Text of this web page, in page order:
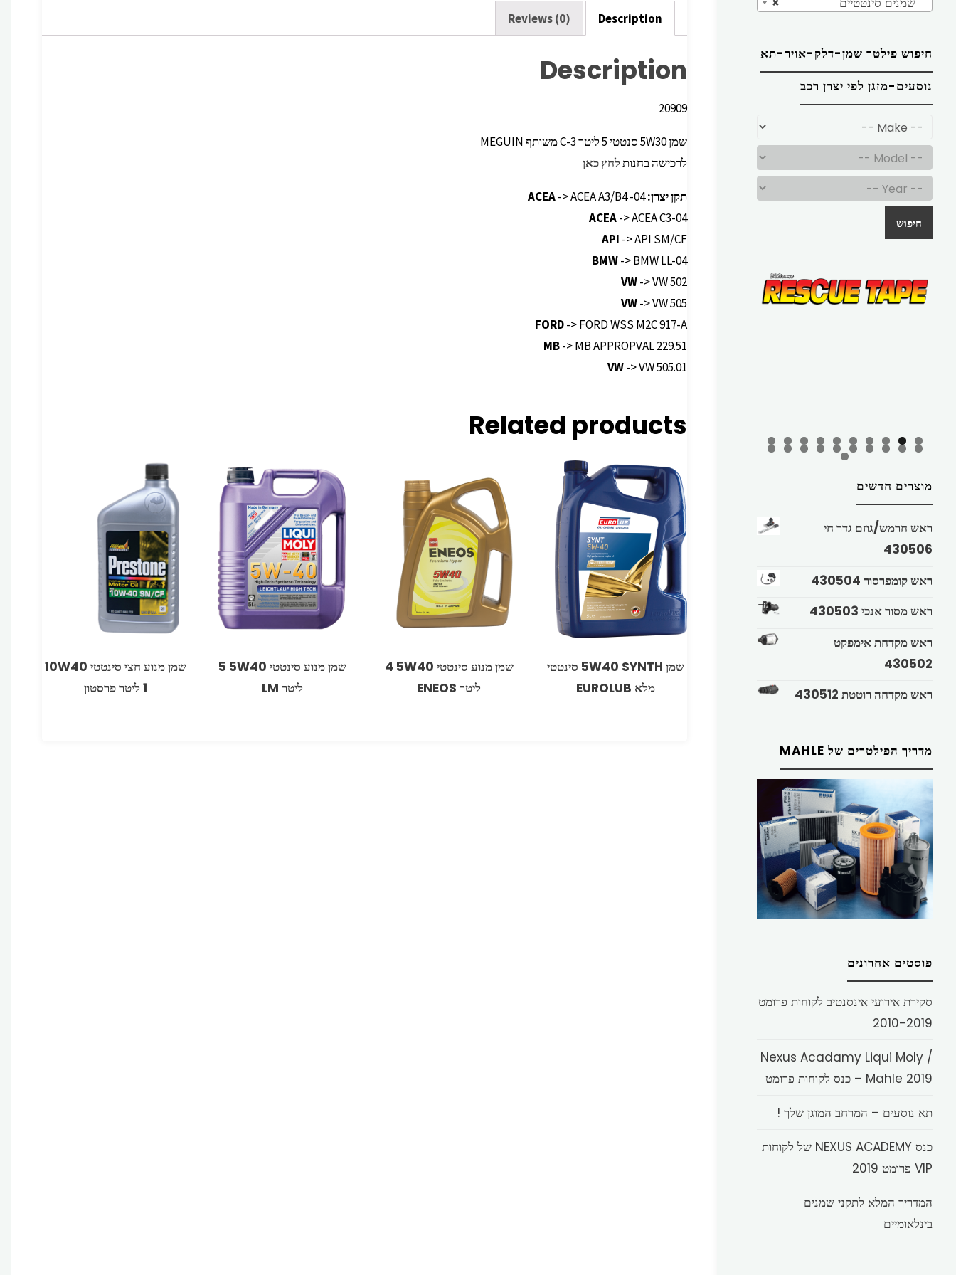
Description
Reviews (0)
Description
20909
שמן ‏30‏W‏5 סנטטי ‏‏5 ליטר ‏3-‏‏C ‏משותף MEGUIN
לרכישה בחנותלחץ כאן
תקן יצרן: ACEA-> ACEA A3/B4 -04
ACEA-> ACEA C3-04
API -> API SM/CF
BMW-> BMW LL-04
VW-> VW 502
VW-> VW 505
FORD-> FORD WSS M2C 917-A
MB-> MB APPROPVAL 229.51
VW-> VW 505.01
Related products
שמן 5W40 SYNTH סינטטי
מלא EUROLUB
שמן מנוע סינטטי ‏40‏W‏5 4
‏ליטר ENEOS
שמן מנוע סינטטי 5W40 ‏5
ליטר LM
שמן מנוע חצי סינטטי 10W40
חיפוש פילטר שמן-דלק-אויר-תא
נוסעים-מזגן לפי יצרן רכב
חיפוש
מוצרים חדשים
ראש חרמש/גוזם גדר חי
430506
ראש קומפרסור 430504
ראש מסור אנכי 430503
ראש מקדחת אימפקט
430502
ראש מקדחה רוטטת 430512
מדריך הפילטרים של MAHLE
פוסטים אחרונים
סקירת אירועי אינסנטיב לקוחות פרומט
2010-2019
Nexus Acadamy Liqui Moly /
Mahle 2019 – כנס לקוחות פרומט
תא נוסעים – המרחב המוגן שלך !
כנס NEXUS ACADEMY של לקוחות
VIP פרומט 2019
המדריך המלא לתקני שמנים
בינלאומיים